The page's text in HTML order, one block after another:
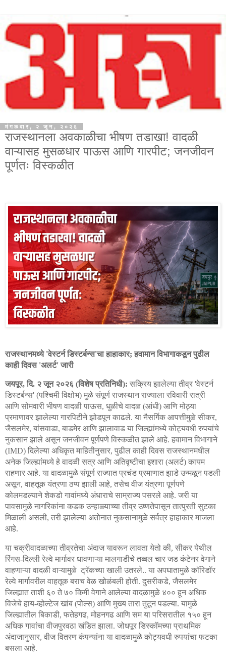
मंगळवार, २ जून, २०२६
राजस्थानला अवकाळीचा भीषण तडाखा! वादळी
वाऱ्यासह मुसळधार पाऊस आणि गारपीट; जनजीवन
पूर्णतः विस्कळीत
राजस्थानमध्ये'वेस्टर्नडिस्टर्बन्स'चाहाहाकार;हवामानविभागाकडूनपुढील
काहीदिवस'अलर्ट'जारी
जयपूर,दि. २जून २०२६ (विशेषप्रतिनिधी): सक्रियझालेल्यातीव्र 'वेस्टर्न
डिस्टर्बन्स' (पश्चिमीविक्षोभ) मुळेसंपूर्णराजस्थानराज्यालारविवारीरात्री
आणिसोमवारीभीषणवादळीपाऊस, धुळीचेवादळ (आंधी) आणिमोठ्या
प्रमाणावरझालेल्यागारपिटीनेझोडपूनकाढले. यानैसर्गिकआपत्तीमुळेसीकर,
जैसलमेर, बांसवाडा, बाडमेरआणिझालावाडयाजिल्ह्यांमध्येकोट्यवधीरुपयांचे
नुकसानझालेअसूनजनजीवनपूर्णपणेविस्कळीतझालेआहे. हवामानविभागाने
(IMD) दिलेल्याअधिकृतमाहितीनुसार, पुढीलकाहीदिवसराजस्थानमधील
अनेकजिल्ह्यांमध्येहेवादळीसत्रआणिअतिवृष्टीचाइशारा (अलर्ट) कायम
राहणारआहे. यावादळामुळेसंपूर्णराज्यातप्रचंडप्रमाणातझाडेउन्मळूनपडली
असून, वाहतूकयंत्रणाठप्पझालीआहे, तसेचवीजयंत्रणापूर्णपणे
कोलमडल्यानेशेकडोगावांमध्येअंधाराचेसाम्राज्यपसरलेआहे. जरीया
पावसामुळेनागरिकांनाकडकउन्हाळ्याच्यातीव्रउष्णतेपासूनतात्पुरतीसुटका
मिळालीअसली, तरीझालेल्याअतोनातनुकसानामुळेसर्वत्रहाहाकारमाजला
आहे.
याचक्रीवादळाच्यातीव्रतेचाअंदाजयावरूनलावतायेतोकी, सीकरयेथील
रिंगस-दिल्लीरेल्वेमार्गावरधावणाऱ्यामालगाडीचेतब्बलचारजडकंटेनरवेगाने
वाहणाऱ्यावादळीवाऱ्यामुळे ट्रॅकच्याखालीउतरले.. याअपघातामुळेकॉरिडॉर
रेल्वेमार्गावरीलवाहतूकबराचवेळखोळंबलीहोती. दुसरीकडे, जैसलमेर
जिल्ह्यातताशी ६० ते७० किमीवेगानेआलेल्यावादळामुळे ४०० हूनअधिक
विजेचेहाय-व्होल्टेजखांब (पोल्स) आणिमुख्यतारातुटूनपडल्या. यामुळे
जिल्ह्यातीलबिकाडी, फतेहगढ, मोहनगढआणिसमयापरिसरातील १५० हून
अधिकगावांचावीजपुरवठाखंडितझाला. जोधपूरडिस्कॉमच्याप्राथमिक
अंदाजानुसार, वीजवितरणकंपन्यांनायावादळामुळेकोट्यवधीरुपयांचाफटका
बसलाआहे.